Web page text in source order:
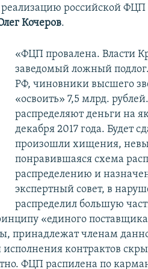
российской
Кочеров.
«ФЦП провалена. Власти
заведомый ложный
РФ, чиновники высшего
«освоить» 7,5 млрд.
распределяют деньги на
декабря 2017 года. Будет
произошли хищения,
понравившаяся схема
распределению и
экспертный совет, в
распределил большую
«единого
принадлежат членам
исполнения контрактов
ФЦП распилена по